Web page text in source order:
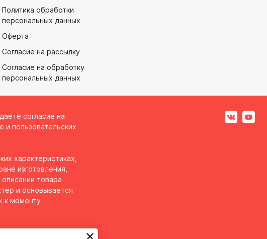
Политика обработки
персональных данных
Оферта
Согласие на рассылку
Согласие на обработку
персональных данных
согласие на
и пользовательских
характеристиках,
изготовления,
товара
и основывается
к моменту